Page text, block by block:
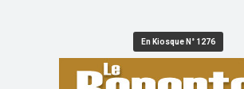
En Kiosque N° 1276